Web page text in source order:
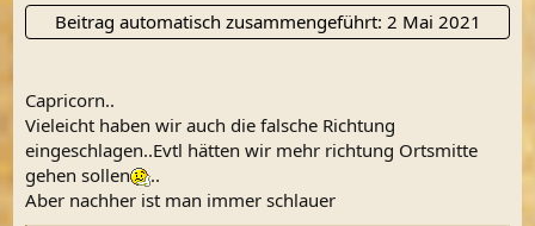
Beitrag automatisch zusammengeführt: 2 Mai 2021
Capricorn..
Vieleicht haben wir auch die falsche Richtung
eingeschlagen..Evtl hätten wir mehr richtung Ortsmitte
gehen sollen
..
Aber nachher ist man immer schlauer